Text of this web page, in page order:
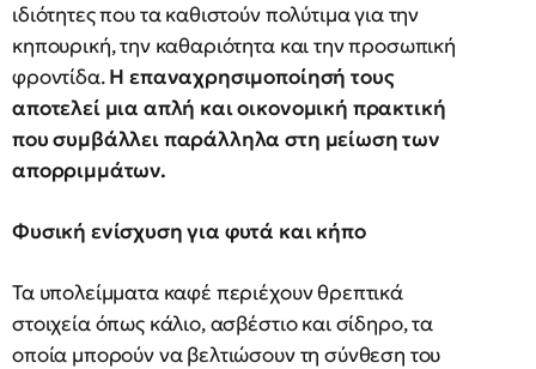
ιδιότητες που τα καθιστούν πολύτιμα για την
κηπουρική, την καθαριότητα και την προσωπική
φροντίδα.Η επαναχρησιμοποίησή τους
αποτελεί μια απλή και οικονομική πρακτική
που συμβάλλει παράλληλα στη μείωση των
απορριμμάτων.
Φυσική ενίσχυση για φυτά και κήπο
Τα υπολείμματα καφέ περιέχουν θρεπτικά
στοιχεία όπως κάλιο, ασβέστιο και σίδηρο, τα
οποία μπορούν να βελτιώσουν τη σύνθεση του